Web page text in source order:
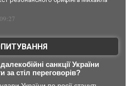
санкції України
за стіл переговорів?